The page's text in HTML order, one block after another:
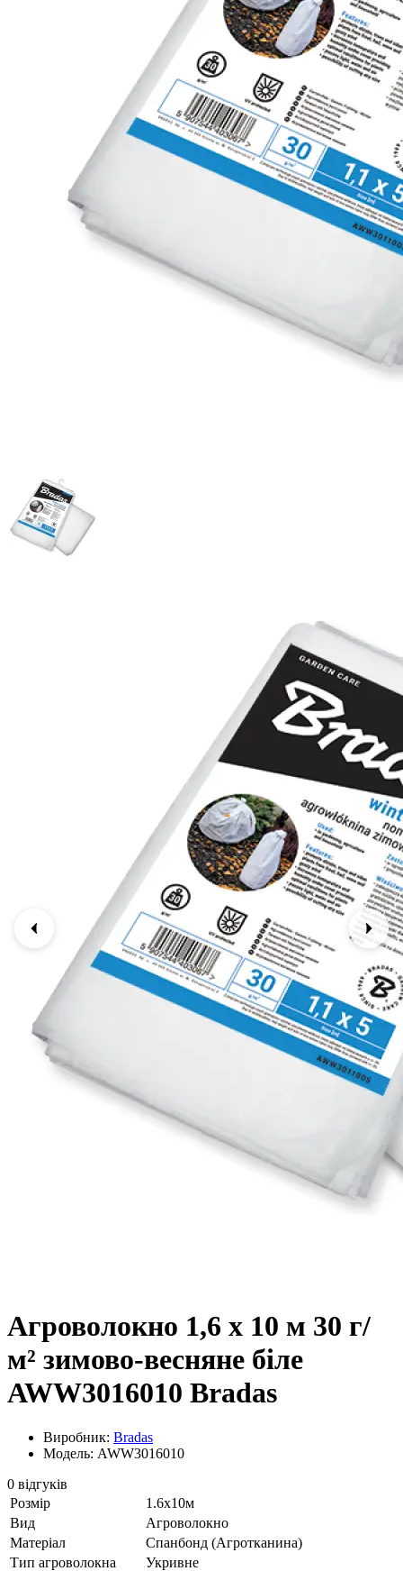
Агроволокно 1,6 х 10 м 30 г/
м² зимово-весняне біле
AWW3016010 Bradas
Виробник: Bradas
Модель: AWW3016010
0 відгуків
Розмір
1.6х10м
Вид
Агроволокно
Матеріал
Спанбонд (Агротканина)
Тип агроволокна
Укривне